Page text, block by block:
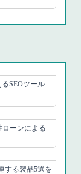
SEOツール
ーンによる
する製品5選を